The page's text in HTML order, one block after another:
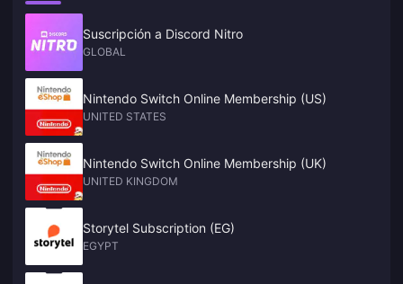
Suscripción a Discord Nitro
GLOBAL
Nintendo Switch Online Membership (US)
UNITED STATES
Nintendo Switch Online Membership (UK)
UNITED KINGDOM
Storytel Subscription (EG)
EGYPT